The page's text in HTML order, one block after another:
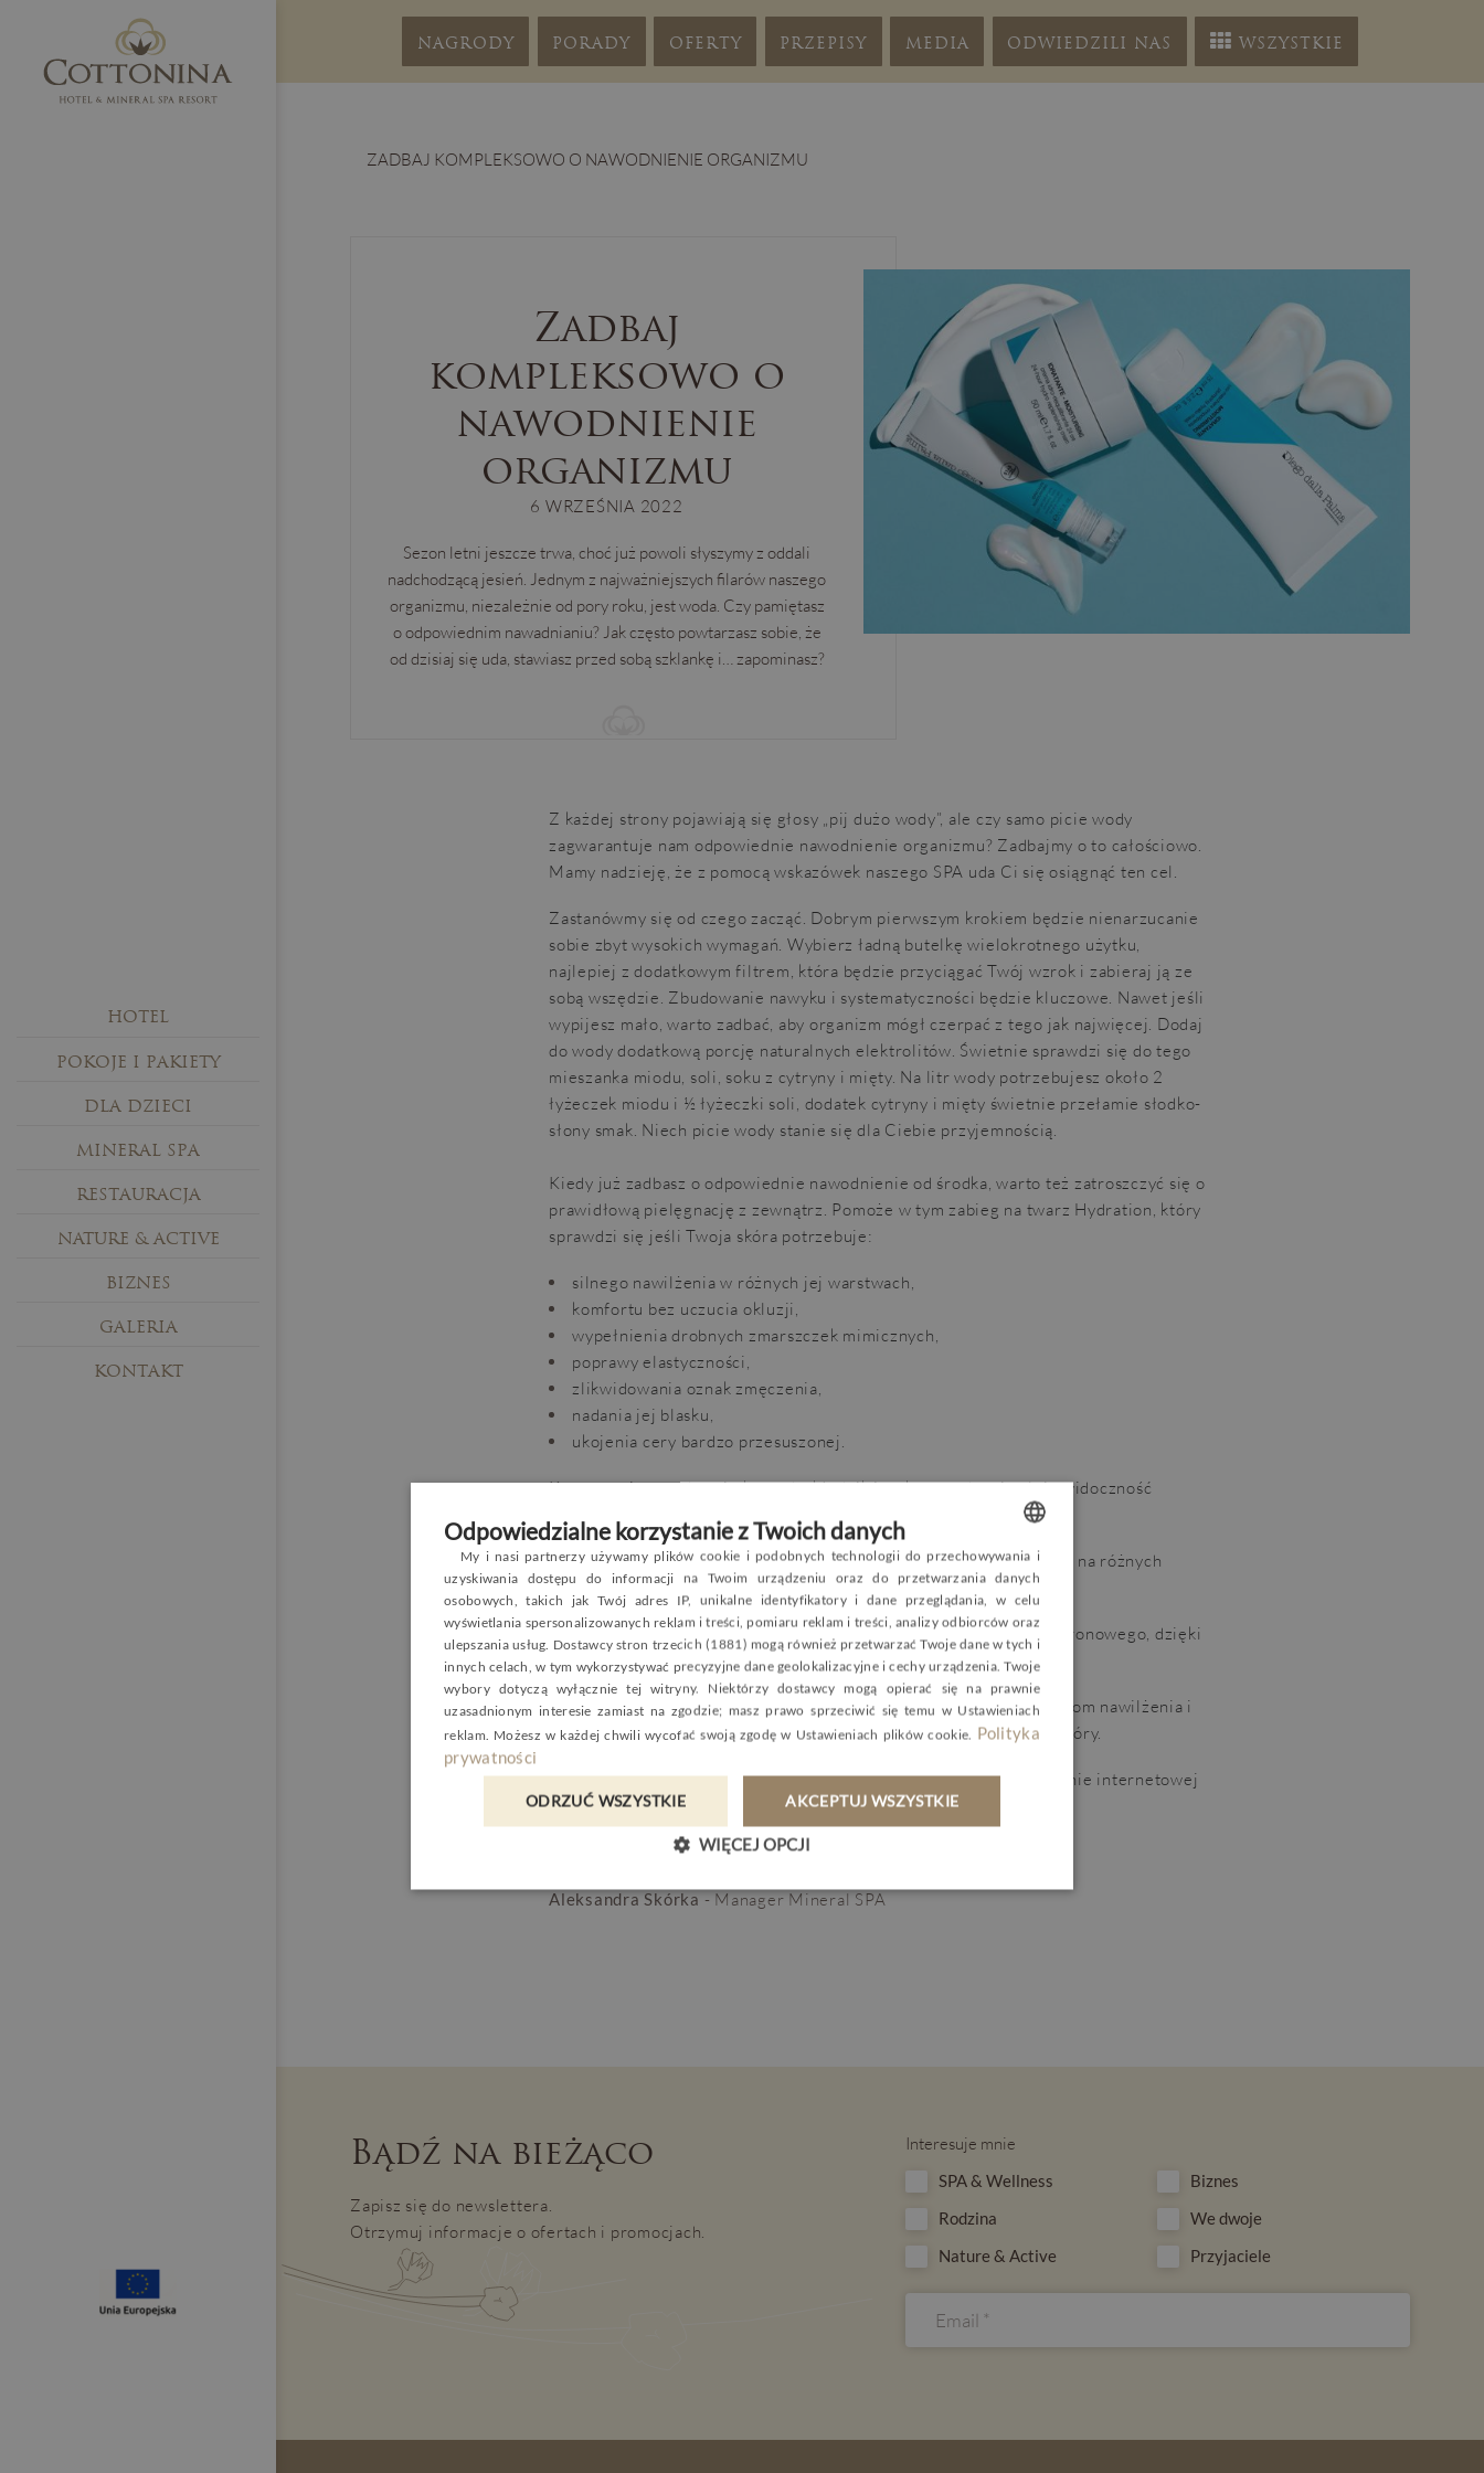
HOTEL
POKOJE I PAKIETY
DLA DZIECI
MINERAL SPA
RESTAURACJA
NATURE & ACTIVE
BIZNES
GALERIA
KONTAKT
NAGRODY PORADY OFERTY PRZEPISY MEDIA ODWIEDZILI NAS WSZYSTKIE
ZADBAJ KOMPLEKSOWO O NAWODNIENIE ORGANIZMU
Zadbaj
kompleksowo o
nawodnienie
organizmu
6 WRZEŚNIA 2022
Sezon letni jeszcze trwa, choć już powoli słyszymy z oddali
nadchodzącą jesień. Jednym z najważniejszych filarów naszego
organizmu, niezależnie od pory roku, jest woda. Czy pamiętasz
o odpowiednim nawadnianiu? Jak często powtarzasz sobie, że
od dzisiaj się uda, stawiasz przed sobą szklankę i… zapominasz?
Z każdej strony pojawiają się głosy „pij dużo wody”, ale czy samo picie wody
zagwarantuje nam odpowiednie nawodnienie organizmu? Zadbajmy o to całościowo.
Mamy nadzieję, że z pomocą wskazówek naszego SPA uda Ci się osiągnąć ten cel.
Zastanówmy się od czego zacząć. Dobrym pierwszym krokiem będzie nienarzucanie
sobie zbyt wysokich wymagań. Wybierz ładną butelkę wielokrotnego użytku,
najlepiej z dodatkowym filtrem, która będzie przyciągać Twój wzrok i zabieraj ją ze
sobą wszędzie. Zbudowanie nawyku i systematyczności będzie kluczowe. Nawet jeśli
wypijesz mało, warto zadbać, aby organizm mógł czerpać z tego jak najwięcej. Dodaj
do wody dodatkową porcję naturalnych elektrolitów. Świetnie sprawdzi się do tego
mieszanka miodu, soli, soku z cytryny i mięty. Na litr wody potrzebujesz około 2
łyżeczek miodu i ½ łyżeczki soli, dodatek cytryny i mięty świetnie przełamie słodko-
słony smak. Niech picie wody stanie się dla Ciebie przyjemnością.
Kiedy już zadbasz o odpowiednie nawodnienie od środka, warto też zatroszczyć się o
prawidłową pielęgnację z zewnątrz. Pomoże w tym zabieg na twarz Hydration, który
sprawdzi się jeśli Twoja skóra potrzebuje:
silnego nawilżenia w różnych jej warstwach,
komfortu bez uczucia okluzji,
wypełnienia drobnych zmarszczek mimicznych,
poprawy elastyczności,
zlikwidowania oznak zmęczenia,
nadania jej blasku,
ukojenia cery bardzo przesuszonej.
Kompozycja trzech wyjątkowych składników aktywnych zniweluje widoczność
- HYALU4PLUMP - kompleks 4 kwasów hialuronowych działających na różnych
poziomach skóry;
- N-Acetyloglukozamina - stymuluje produkcję nowego kwasu hialuronowego, dzięki
czemu tworzy rezerwy wilgoci i wzmacnia skórę;
- kompleks omega-ceramidowy - pomaga utrzymać prawidłowy poziom nawilżenia i
szczelności bariery ochronnej dla bardziej elastycznej i odpornej skóry.
Szczegóły zabiegu są dostępne w Menu Mineral SPA na naszej stronie internetowej
w zakładceMineral SPA.
Aleksandra Skórka- Manager Mineral SPA
Bądź na bieżąco
Zapisz się do newslettera.
Otrzymuj informacje o ofertach i promocjach.
Interesuje mnie
SPA & Wellness
Biznes
Rodzina
We dwoje
Nature & Active
Przyjaciele
ENGLISH
GERMAN
Odpowiedzialne korzystanie z Twoich danych
My i nasi partnerzy używamy plików cookie i podobnych technologii do przechowywania i
uzyskiwania dostępu do informacji na Twoim urządzeniu oraz do przetwarzania danych
osobowych, takich jak Twój adres IP, unikalne identyfikatory i dane przeglądania, w celu
wyświetlania spersonalizowanych reklam i treści, pomiaru reklam i treści, analizy odbiorców oraz
ulepszania usług. Dostawcy stron trzecich (1881) mogą również przetwarzać Twoje dane w tych i
innych celach, w tym wykorzystywać precyzyjne dane geolokalizacyjne i cechy urządzenia. Twoje
wybory dotyczą wyłącznie tej witryny. Niektórzy dostawcy mogą opierać się na prawnie
uzasadnionym interesie zamiast na zgodzie; masz prawo sprzeciwić się temu w Ustawieniach
reklam . Możesz w każdej chwili wycofać swoją zgodę w Ustawieniach plików cookie. Polityka
prywatności
AKCEPTUJ WSZYSTKIE
ODRZUĆ WSZYSTKIE
WIĘCEJ OPCJI